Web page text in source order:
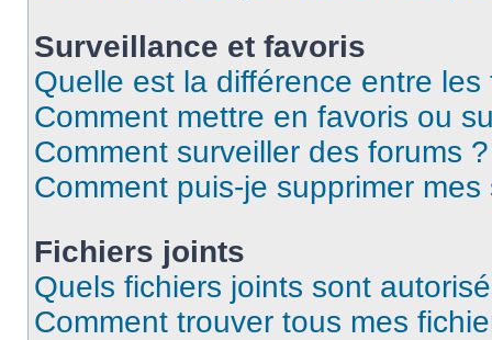
Surveillance et favoris
Quelle est la différence entre
Comment mettre en favoris ou
Comment surveiller des forums ?
Comment puis-je supprimer
Fichiers joints
Quels fichiers joints sont
Comment trouver tous mes